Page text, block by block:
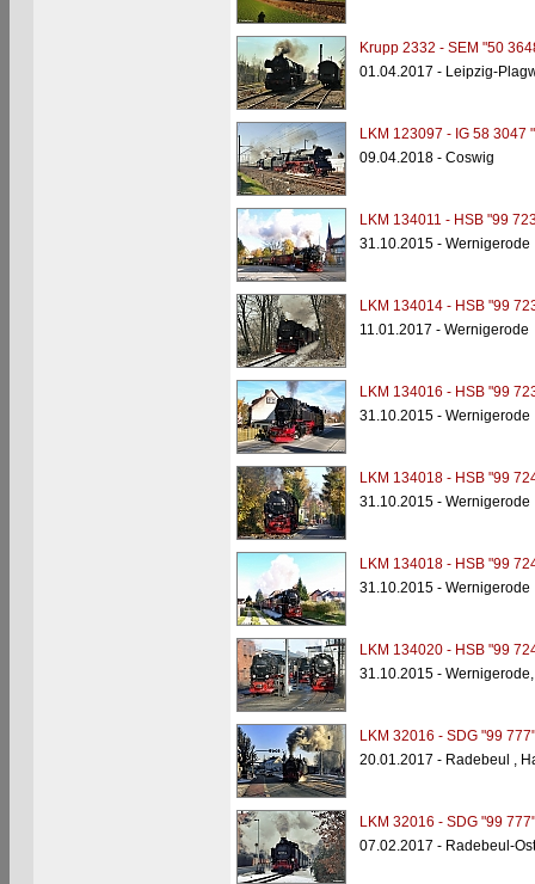
Krupp 2332 - SEM "50
01.04.2017 - Leipzig-
LKM 123097 - IG 58 3047
09.04.2018 - Coswig
LKM 134011 - HSB "99
31.10.2015 - Wernigerode
LKM 134014 - HSB "99
11.01.2017 - Wernigerode
LKM 134016 - HSB "99
31.10.2015 - Wernigerode
LKM 134018 - HSB "99
31.10.2015 - Wernigerode
LKM 134018 - HSB "99
31.10.2015 - Wernigerode
LKM 134020 - HSB "99
31.10.2015 -
LKM 32016 - SDG "99 777"
20.01.2017 - Radebeul ,
LKM 32016 - SDG "99 777"
07.02.2017 - Radebeul-Ost